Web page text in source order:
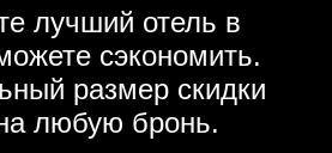
лучший отель в
сэкономить.
размер скидки
любую бронь.